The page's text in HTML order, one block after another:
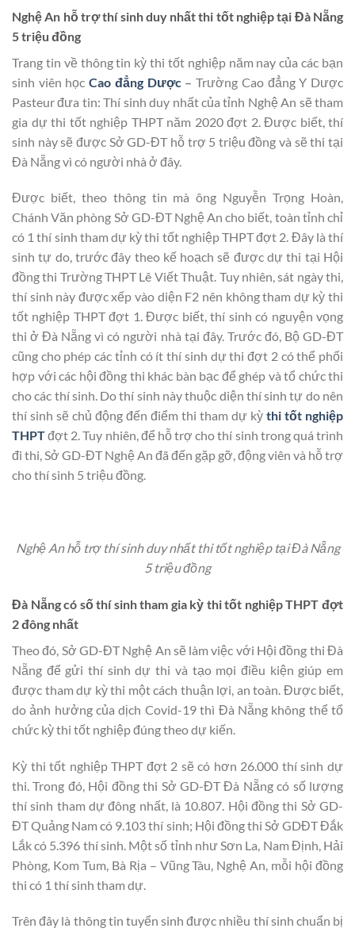
Nghệ An hỗ trợ thí sinh duy nhất thi tốt nghiệp tại Đà Nẵng
5 triệu đồng
Trang tin về thông tin kỳ thi tốt nghiệp năm nay của các bạn
sinh viên họcCao đẳng Dược –Trường Cao đẳng Y Dược
Pasteur đưa tin: Thí sinh duy nhất của tỉnh Nghệ An sẽ tham
gia dự thi tốt nghiệp THPT năm 2020 đợt 2. Được biết, thí
sinh này sẽ được Sở GD-ĐT hỗ trợ 5 triệu đồng và sẽ thi tại
Đà Nẵng vì có người nhà ở đây.
Được biết, theo thông tin mà ông Nguyễn Trọng Hoàn,
Chánh Văn phòng Sở GD-ĐT Nghệ An cho biết, toàn tỉnh chỉ
có 1 thí sinh tham dự kỳ thi tốt nghiệp THPT đợt 2. Đây là thí
sinh tự do, trước đây theo kế hoạch sẽ được dự thi tại Hội
đồng thi Trường THPT Lê Viết Thuật. Tuy nhiên, sát ngày thi,
thí sinh này được xếp vào diện F2 nên không tham dự kỳ thi
tốt nghiệp THPT đợt 1. Được biết, thí sinh có nguyện vọng
thi ở Đà Nẵng vì có người nhà tại đây. Trước đó, Bộ GD-ĐT
cũng cho phép các tỉnh có ít thí sinh dự thi đợt 2 có thể phối
hợp với các hội đồng thi khác bàn bạc để ghép và tổ chức thi
cho các thí sinh. Do thí sinh này thuộc diện thí sinh tự do nên
thí sinh sẽ chủ động đến điểm thi tham dự kỳ thi tốt nghiệp
THPTđợt 2. Tuy nhiên, để hỗ trợ cho thí sinh trong quá trình
đi thi, Sở GD-ĐT Nghệ An đã đến gặp gỡ, động viên và hỗ trợ
cho thí sinh 5 triệu đồng.
Nghệ An hỗ trợ thí sinh duy nhất thi tốt nghiệp tại Đà Nẵng
5 triệu đồng
Đà Nẵng có số thí sinh tham gia kỳ thi tốt nghiệp THPT đợt
2 đông nhất
Theo đó, Sở GD-ĐT Nghệ An sẽ làm việc với Hội đồng thi Đà
Nẵng để gửi thí sinh dự thi và tạo mọi điều kiện giúp em
được tham dự kỳ thi một cách thuận lợi, an toàn. Được biết,
do ảnh hưởng của dịch Covid-19 thì Đà Nẵng không thể tổ
chức kỳ thi tốt nghiệp đúng theo dự kiến.
Kỳ thi tốt nghiệp THPT đợt 2 sẽ có hơn 26.000 thí sinh dự
thi. Trong đó, Hội đồng thi Sở GD-ĐT Đà Nẵng có số lượng
thí sinh tham dự đông nhất, là 10.807. Hội đồng thi Sở GD-
ĐT Quảng Nam có 9.103 thí sinh; Hội đồng thi Sở GDĐT Đắk
Lắk có 5.396 thí sinh. Một số tỉnh như Sơn La, Nam Định, Hải
Phòng, Kom Tum, Bà Rịa – Vũng Tàu, Nghệ An, mỗi hội đồng
thi có 1 thí sinh tham dự.
Trên đây là thông tin tuyển sinh được nhiều thí sinh chuẩn bị